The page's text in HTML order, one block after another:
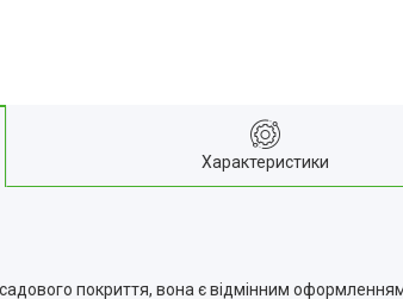
Характеристики
покриття, вона є відмінним